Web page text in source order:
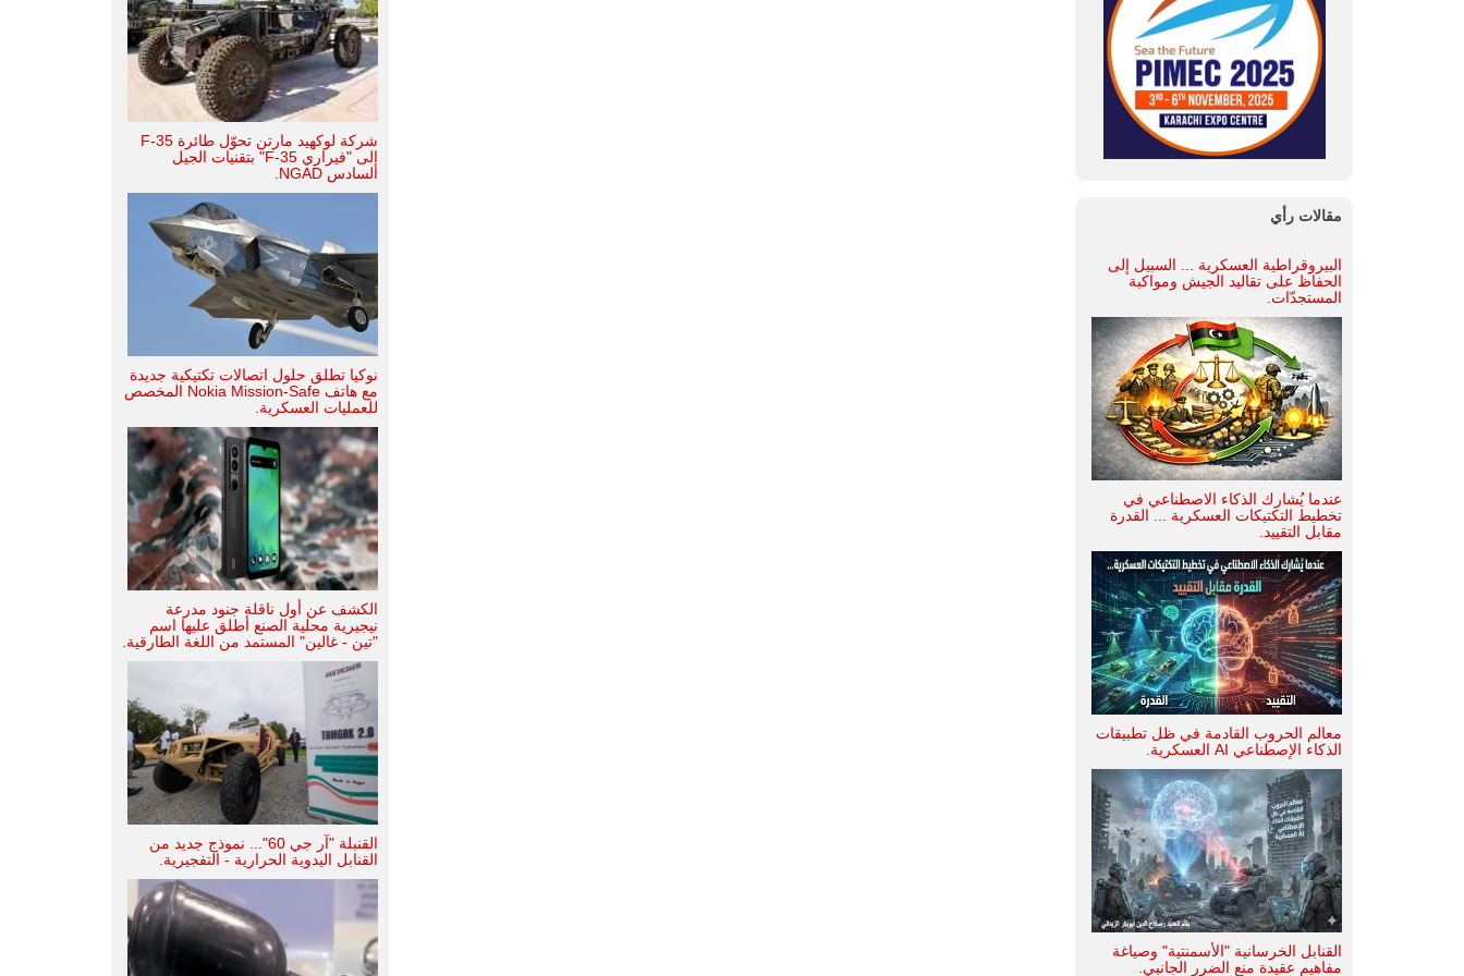
مقالات رأي
البيروقراطية العسكرية ... السبيل إلى
الحفاظ على تقاليد الجيش ومواكبة
المستجدّات.
عندما يُشارك الذكاء الاصطناعي في
تخطيط التكتيكات العسكرية ... القدرة
مقابل التقييد.
معالم الحروب القادمة في ظل تطبيقات
الذكاء الإصطناعي AI العسكرية.
القنابل الخرسانية "الأسمنتية" وصياغة
مفاهيم عقيدة منع الضرر الجانبي.
شركة لوكهيد مارتن تحوّل طائرة F-35
إلى "فيراري F-35" بتقنيات الجيل
السادس NGAD.
نوكيا تطلق حلول اتصالات تكتيكية جديدة
مع هاتف Nokia Mission-Safe المخصص
للعمليات العسكرية.
الكشف عن أول ناقلة جنود مدرعة
نيجيرية محلية الصنع أطلق عليها اسم
"تين - غالين" المستمد من اللغة الطارقية.
القنبلة "آر جي 60"... نموذج جديد من
القنابل اليدوية الحرارية - التفجيرية.